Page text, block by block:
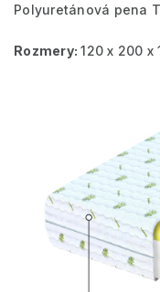
Polyuretánová pena
Rozmery:120 x 200 x